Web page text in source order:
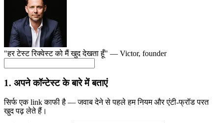
"हर टेस्ट रिक्वेस्ट को मैं खुद देखता हूँ" — Victor, founder
1. अपने कॉन्टेस्ट के बारे में बताएं
सिर्फ एक link काफी है — जवाब देने से पहले हम नियम और एंटी-फ्रॉड परत
खुद पढ़ लेते हैं।